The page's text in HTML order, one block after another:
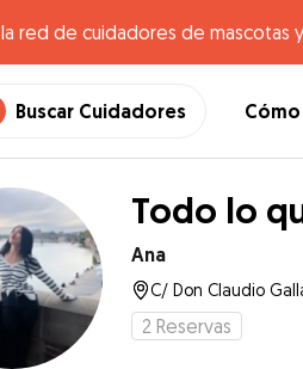
la red de cuidadores de mascotas
Buscar Cuidadores
Todo lo
Ana
C/ Don Claudio
2 Reservas